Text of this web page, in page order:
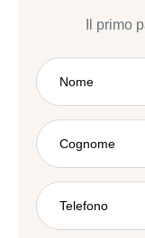
Il primo